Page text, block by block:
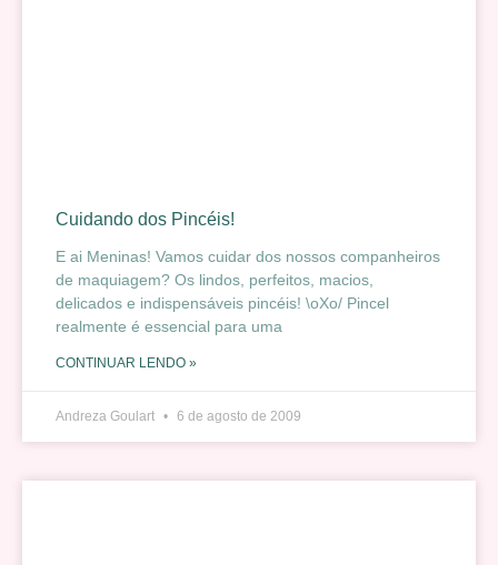
Cuidando dos Pincéis!
E ai Meninas! Vamos cuidar dos nossos companheiros
de maquiagem? Os lindos, perfeitos, macios,
delicados e indispensáveis pincéis! \oXo/ Pincel
realmente é essencial para uma
CONTINUAR LENDO »
Andreza Goulart 6 de agosto de 2009